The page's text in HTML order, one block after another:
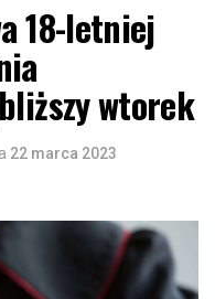
18-letniej
wtorek
22 marca 2023